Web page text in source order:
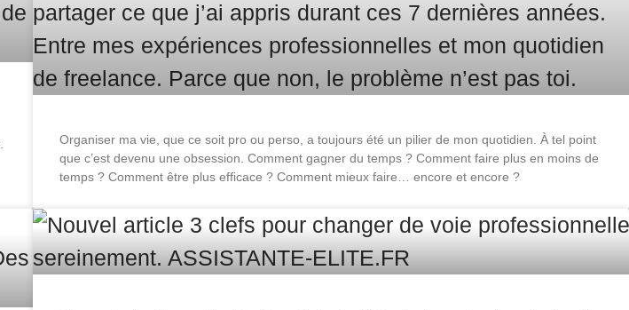
Organiser ma vie, que ce soit pro ou perso, a toujours été un pilier de mon quotidien. À tel point
que c’est devenu une obsession. Comment gagner du temps ? Comment faire plus en moins de
temps ? Comment être plus efficace ? Comment mieux faire… encore et encore ?